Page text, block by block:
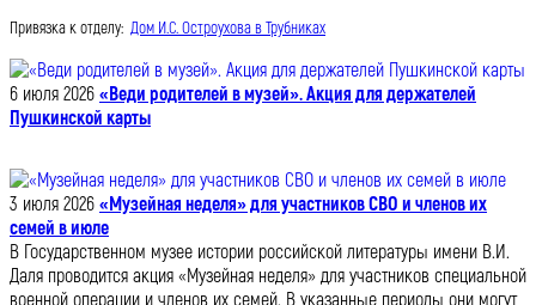
Привязка к отделу: Дом И.С. Остроухова в Трубниках
6 июля 2026 «Веди родителей в музей». Акция для держателей
Пушкинской карты
3 июля 2026 «Музейная неделя» для участников СВО и членов их
семей в июле
В Государственном музее истории российской литературы имени В.И.
Даля проводится акция «Музейная неделя» для участников специальной
военной операции и членов их семей. В указанные периоды они могут